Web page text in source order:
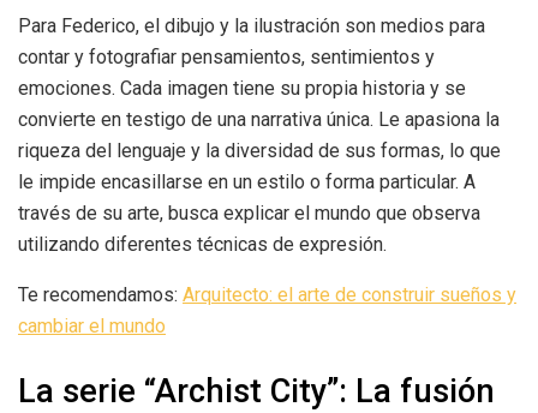
Para Federico, el dibujo y la ilustración son medios para
contar y fotografiar pensamientos, sentimientos y
emociones. Cada imagen tiene su propia historia y se
convierte en testigo de una narrativa única. Le apasiona la
riqueza del lenguaje y la diversidad de sus formas, lo que
le impide encasillarse en un estilo o forma particular. A
través de su arte, busca explicar el mundo que observa
utilizando diferentes técnicas de expresión.
Te recomendamos: Arquitecto: el arte de construir sueños y
cambiar el mundo
La serie “Archist City”: La fusión